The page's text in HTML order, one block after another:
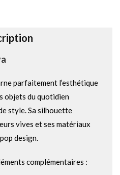
:
parfaitement l’esthétique
objets du quotidien
style. Sa silhouette
vives et ses matériaux
design.
complémentaires :